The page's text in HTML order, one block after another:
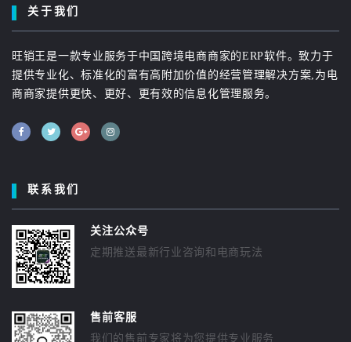
关于我们
旺销王是一款专业服务于中国跨境电商商家的ERP软件。致力于
提供专业化、标准化的富有高附加价值的经营管理解决方案,为电
商商家提供更快、更好、更有效的信息化管理服务。
联系我们
关注公众号
定期推送最新行业咨询和电商玩法
售前客服
我们的售前专家将为您提供专业服务